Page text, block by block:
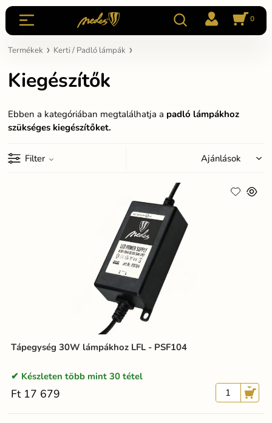
0
Termékek Kerti / Padló lámpák
Kiegészítők
Ebben a kategóriában megtalálhatja a padló lámpákhoz
szükséges kiegészítőket.
Filter
Tápegység 30W lámpákhoz LFL - PSF104
Készleten több mint 30 tétel
Ft 17 679